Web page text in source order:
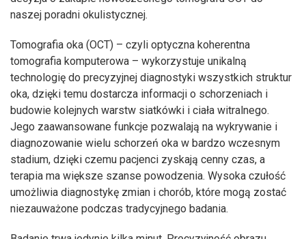
naszej poradni okulistycznej.
Tomografia oka (OCT) – czyli optyczna koherentna
tomografia komputerowa – wykorzystuje unikalną
technologię do precyzyjnej diagnostyki wszystkich struktur
oka, dzięki temu dostarcza informacji o schorzeniach i
budowie kolejnych warstw siatkówki i ciała witralnego.
Jego zaawansowane funkcje pozwalają na wykrywanie i
diagnozowanie wielu schorzeń oka w bardzo wczesnym
stadium, dzięki czemu pacjenci zyskają cenny czas, a
terapia ma większe szanse powodzenia. Wysoka czułość
umożliwia diagnostykę zmian i chorób, które mogą zostać
niezauważone podczas tradycyjnego badania.